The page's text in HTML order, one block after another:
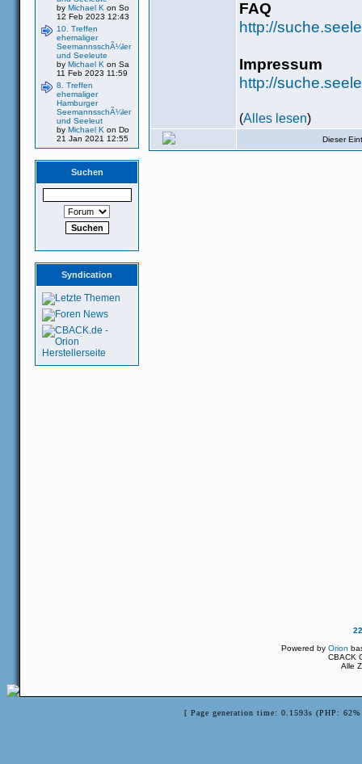
by Michael K on So
12 Feb 2023 12:43
10. Treffen
ehemaliger
SeemannsschÃ¼ler
und Seeleute
by Michael K on Sa
11 Feb 2023 11:59
8. Treffen
ehemaliger
Hamburger
SeemannsschÃ¼ler
und Seeleut
by Michael K on Do
21 Jan 2021 12:55
Suchen
Syndication
FAQ
http://
Impressum
http://
(Alles lesen)
Dieser
Powered by Orion
CBACK
Alle
[ Page generation time: 0.1593s (PHP: